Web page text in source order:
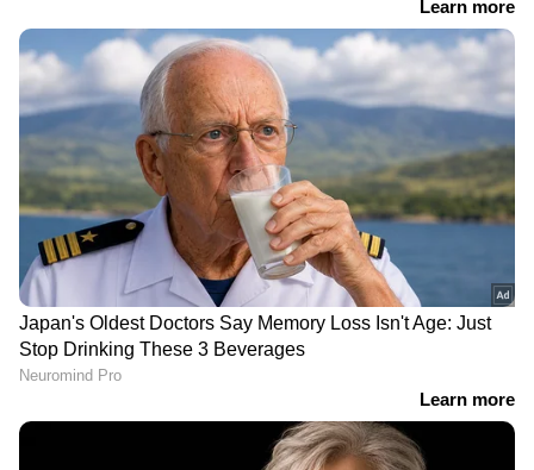
കുന്നിക്കോട് ലോറിയിൽ
നിന്ന് ആസിഡ് ചോർച്ച:
ഭീതിയുടെ മണിക്കൂറുകൾ
അകന്നു; സംയുക്ത
പരിശോധന നടത്തി
ദമ്പതികളെ വാഹനമിടിച്ച്
കൊലപ്പെടുത്തിയ കേസ്;
തൊണ്ടിമുതലായ ഥാർ ജീപ്പ്
കത്തിനശിച്ചതിൽ